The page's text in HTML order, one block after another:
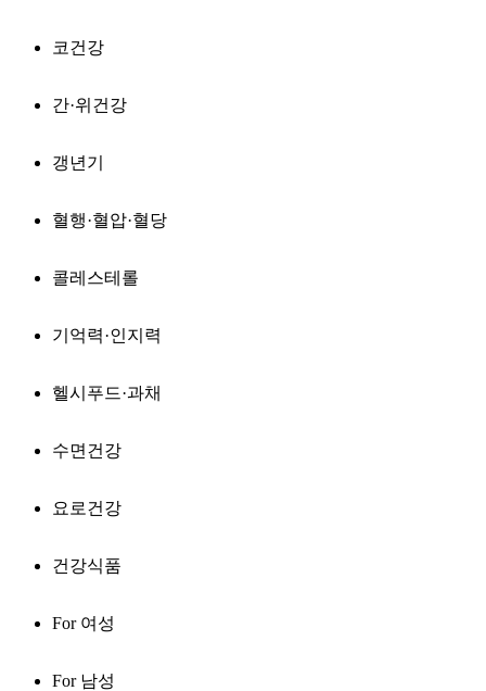
코건강
간·위건강
갱년기
혈행·혈압·혈당
콜레스테롤
기억력·인지력
헬시푸드·과채
수면건강
요로건강
건강식품
For 여성
For 남성